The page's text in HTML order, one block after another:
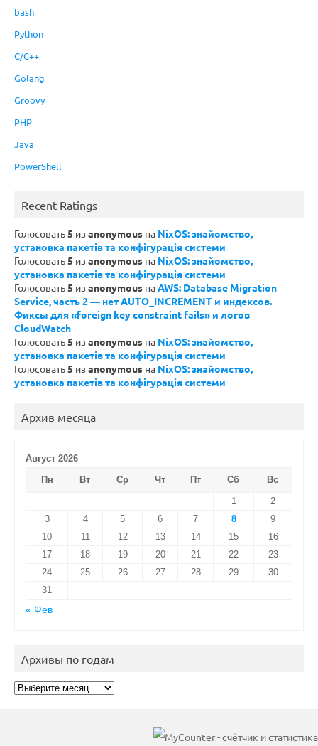
bash
Python
C/C++
Golang
Groovy
PHP
Java
PowerShell
Recent Ratings
Голосовать5 из anonymous на NixOS: знайомство,
установка пакетів та конфігурація системи
Голосовать5 из anonymous на NixOS: знайомство,
установка пакетів та конфігурація системи
Голосовать5 из anonymous наAWS: Database Migration
Service, часть 2 — нет AUTO_INCREMENT и индексов.
Фиксы для «foreign key constraint fails» и логов
CloudWatch
Голосовать5 из anonymous на NixOS: знайомство,
установка пакетів та конфігурація системи
Голосовать5 из anonymous на NixOS: знайомство,
установка пакетів та конфігурація системи
Архив месяца
Август 2026
Пн
Вт Ср Чт Пт Сб
Вс
1
2
3
4 5 6 7 8
9
10
11 12 13 14 15
16
17
18 19 20 21 22
23
24
25 26 27 28 29
30
31
« Фев
Архивы по годам
Архивы